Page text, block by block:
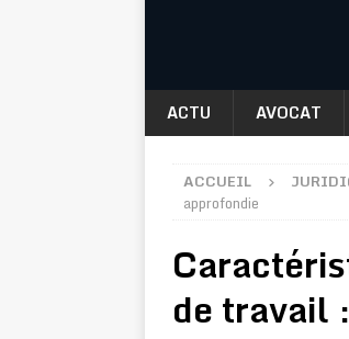
ACTU AVOCAT
ACCUEIL
approfondie
de travail